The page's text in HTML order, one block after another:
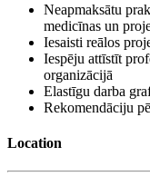
Neapmaksātu
medicīnas un
Iesaisti reālos
Iespēju attīstīt
organizācijā
Elastīgu darba
Rekomendāciju
Location